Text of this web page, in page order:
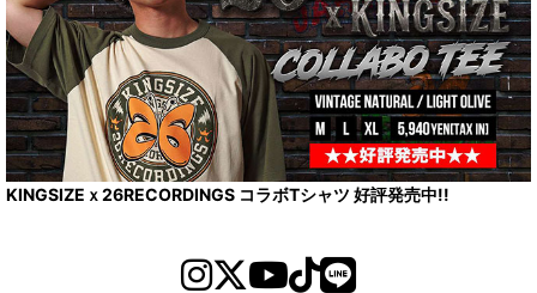
KINGSIZEｘ26RECORDINGS コラボTシャツ 好評発売中!!